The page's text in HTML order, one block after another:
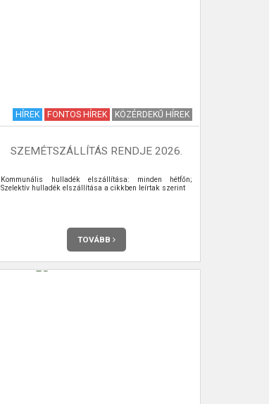
HÍREK FONTOS HÍREK KÖZÉRDEKŰ HÍREK
SZEMÉTSZÁLLÍTÁS RENDJE 2026.
Kommunális hulladék elszállítása: minden hétfőn;
Szelektív hulladék elszállítása a cikkben leírtak szerint
TOVÁBB